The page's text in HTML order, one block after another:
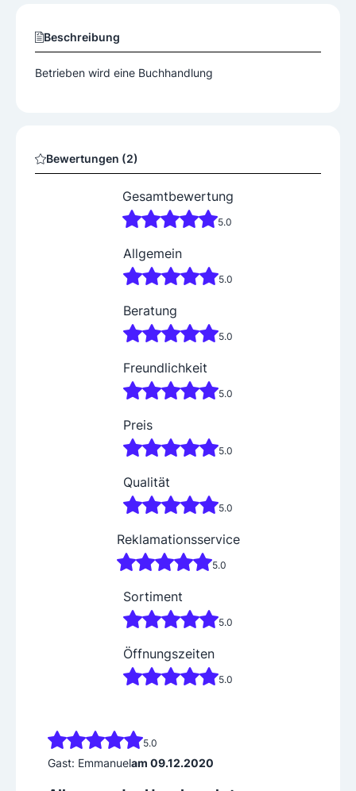
Beschreibung
Betrieben wird eine Buchhandlung
Bewertungen (2)
Gesamtbewertung
5.0
Allgemein
5.0
Beratung
5.0
Freundlichkeit
5.0
Preis
5.0
Qualität
5.0
Reklamationsservice
5.0
Sortiment
5.0
Öffnungszeiten
5.0
5.0
Gast: Emmanuelam 09.12.2020